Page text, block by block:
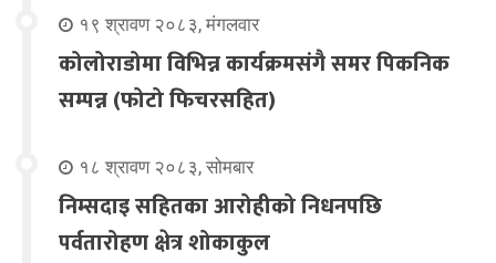
१९ श्रावण २०८३, मंगलवार
कोलोराडोमा विभिन्न कार्यक्रमसंगै समर पिकनिक
सम्पन्न (फोटो फिचरसहित)
१८ श्रावण २०८३, सोमबार
निम्सदाइ सहितका आरोहीको निधनपछि
पर्वतारोहण क्षेत्र शोकाकुल